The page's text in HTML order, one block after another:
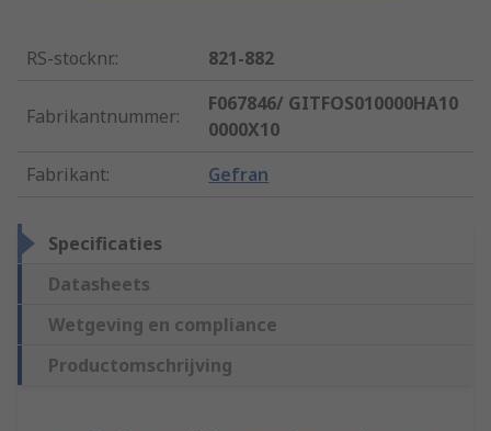
RS-stocknr.: 821-882
Fabrikantnummer:
F067846/ GITFOS010000HA10
0000X10
Fabrikant: Gefran
Specificaties
Datasheets
Wetgeving en compliance
Productomschrijving